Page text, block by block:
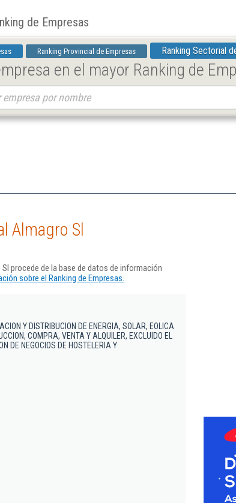
de Empresas
Ranking Provincial de Empresas Ranking Sectorial
en el mayor Ranking de
Almagro Sl
procede de la base de datos de información
sobre el Ranking de Empresas.
Y DISTRIBUCION DE ENERGIA, SOLAR, EOLICA
COMPRA, VENTA Y ALQUILER, EXCLUIDO EL
DE NEGOCIOS DE HOSTELERIA Y